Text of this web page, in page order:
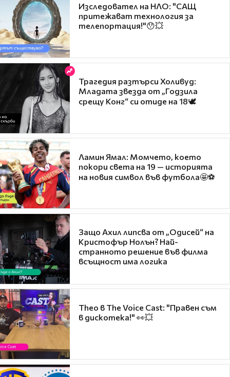
Изследовател на НЛО: "САЩ
притежават технология за
телепортация!"😯💥
Трагедия разтърси Холивуд:
Младата звезда от „Годзила
срещу Конг“ си отиде на 18🕊️
Ламин Ямал: Момчето, което
покори света на 19 — историята
на новия символ във футбола🤩⚽
Защо Ахил липсва от „Одисей“ на
Кристофър Нолън? Най-
странното решение във филма
всъщност има логика
Theo в The Voice Cast: "Правен съм
в дискотека!" 👀💥